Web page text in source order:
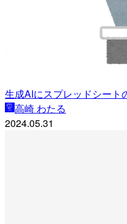
生成AIにスプレッドシート
高崎 わたる
2024.05.31